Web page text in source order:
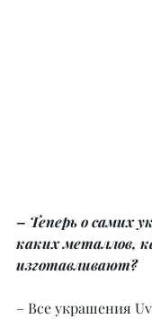
– Теперь о самих
каких металлов,
изготавливают?
– Все украшения